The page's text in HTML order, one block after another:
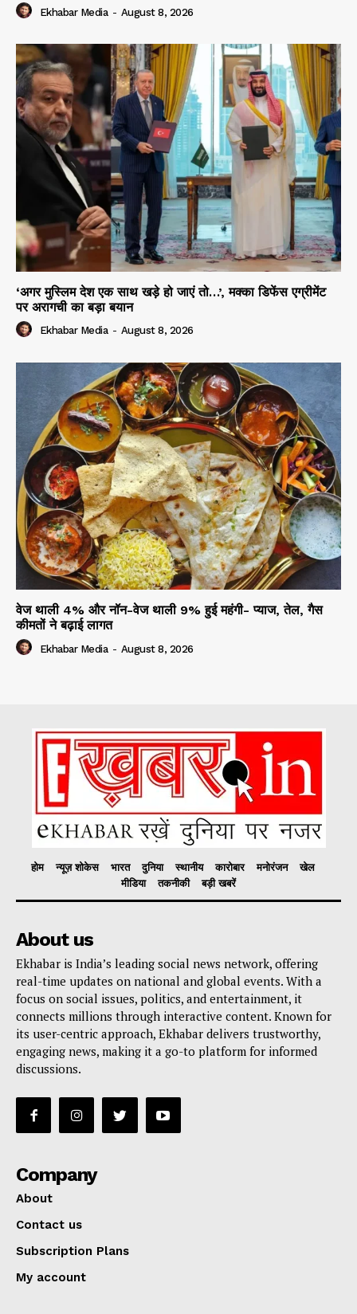
Ekhabar Media - August 8, 2026
‘अगर मुस्लिम देश एक साथ खड़े हो जाएं तो…’, मक्का डिफेंस एग्रीमेंट
पर अरागची का बड़ा बयान
Ekhabar Media - August 8, 2026
वेज थाली 4% और नॉन-वेज थाली 9% हुई महंगी- प्याज, तेल, गैस
कीमतों ने बढ़ाई लागत
Ekhabar Media - August 8, 2026
होम न्यूज़ शोकेस भारत दुनिया स्थानीय कारोबार मनोरंजन
खेल
मीडिया
तकनीकी बड़ी खबरें
About us
Ekhabar is India’s leading social news network, offering
real-time updates on national and global events. With a
focus on social issues, politics, and entertainment, it
connects millions through interactive content. Known for
its user-centric approach, Ekhabar delivers trustworthy,
engaging news, making it a go-to platform for informed
discussions.
Company
About
Contact us
Subscription Plans
My account